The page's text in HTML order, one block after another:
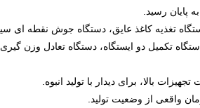
تغذیه کاغذ عایق، دستگاه جوش نقطه ای
تکمیل دو ایستگاه، دستگاه تعادل وزن